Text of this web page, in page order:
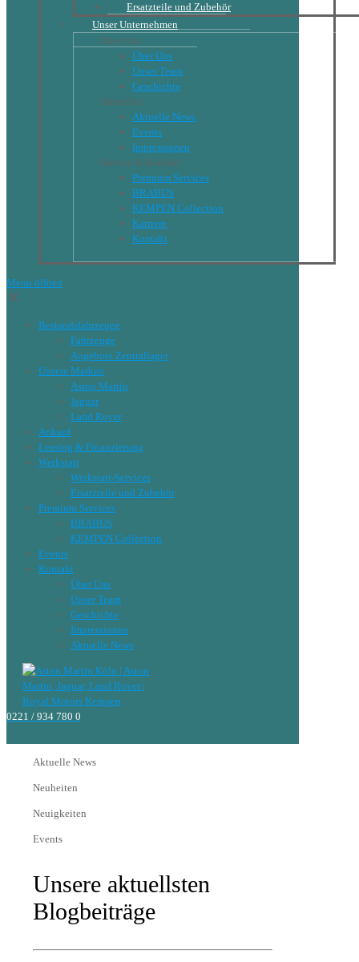
Ersatzteile und Zubehör
Unser Unternehmen
Über Uns
Über Uns
Unser Team
Geschichte
Aktuelles
Aktuelle News
Events
Impressionen
Service & Kontakt
Premium Services
BRABUS
KEMPEN Collection
Karriere
Kontakt
Menu öffnen
✕
Bestandsfahrzeuge
Fahrzeuge
Angebote Zentrallager
Unsere Marken
Aston Martin
Jaguar
Land Rover
Ankauf
Leasing & Finanzierung
Werkstatt
Werkstatt-Services
Ersatzteile und Zubehör
Premium Services
BRABUS
KEMPEN Collection
Events
Kontakt
Über Uns
Unser Team
Geschichte
Impressionen
Aktuelle News
0221 / 934 780 0
Aktuelle News
Neuheiten
Neuigkeiten
Events
Unsere aktuellsten
Blogbeiträge